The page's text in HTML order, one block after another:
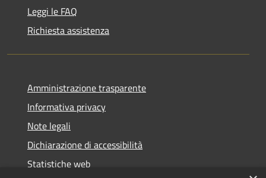
Leggi le FAQ
Richiesta assistenza
Amministrazione trasparente
Informativa privacy
Note legali
Dichiarazione di accessibilità
Statistiche web